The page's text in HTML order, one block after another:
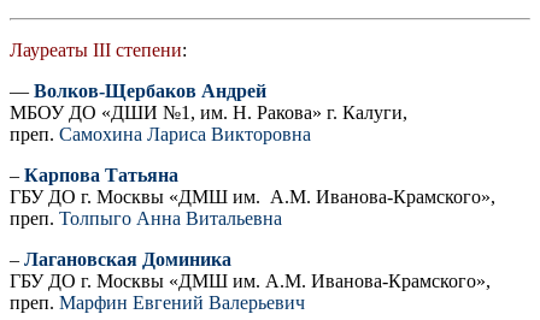
Лауреаты III степени:
— Волков-Щербаков Андрей
МБОУ ДО «ДШИ №1, им. Н. Ракова» г. Калуги,
преп. Самохина Лариса Викторовна
– Карпова Татьяна
ГБУ ДО г. Москвы «ДМШ им. А.М. Иванова-Крамского»,
преп. Толпыго Анна Витальевна
– Лагановская Доминика
ГБУ ДО г. Москвы «ДМШ им. А.М. Иванова-Крамского»,
преп. Марфин Евгений Валерьевич